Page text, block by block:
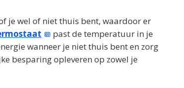
je wel of niet thuis bent, waardoor er
past de temperatuur in je
wanneer je niet thuis bent en zorg
besparing opleveren op zowel je